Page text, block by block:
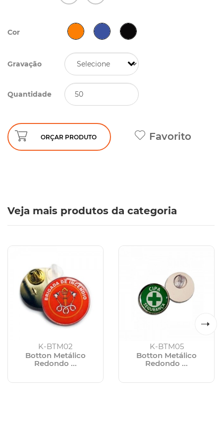
Cor
Gravação
Quantidade
ORÇAR PRODUTO Favorito
Veja mais produtos da categoria
K-BTM02
Botton Metálico
Redondo ...
K-BTM05
Botton Metálico
Redondo ...